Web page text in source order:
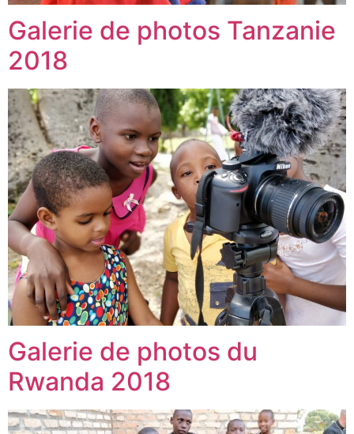
Galerie de photos Tanzanie
2018
Galerie de photos du
Rwanda 2018